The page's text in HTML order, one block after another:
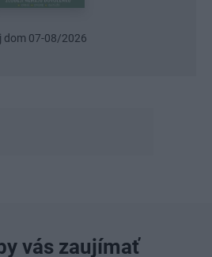
dom 07-08/2026
vás zaujímať